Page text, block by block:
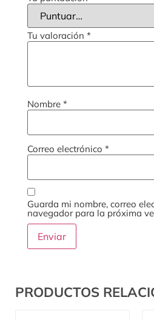
Tu valoración *
Nombre *
Correo electrónico *
Guarda mi nombre, correo
navegador para la próxima
PRODUCTOS